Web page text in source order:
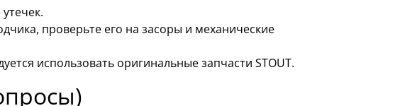
проверьте его на засоры и механические
использовать оригинальные запчасти STOUT.